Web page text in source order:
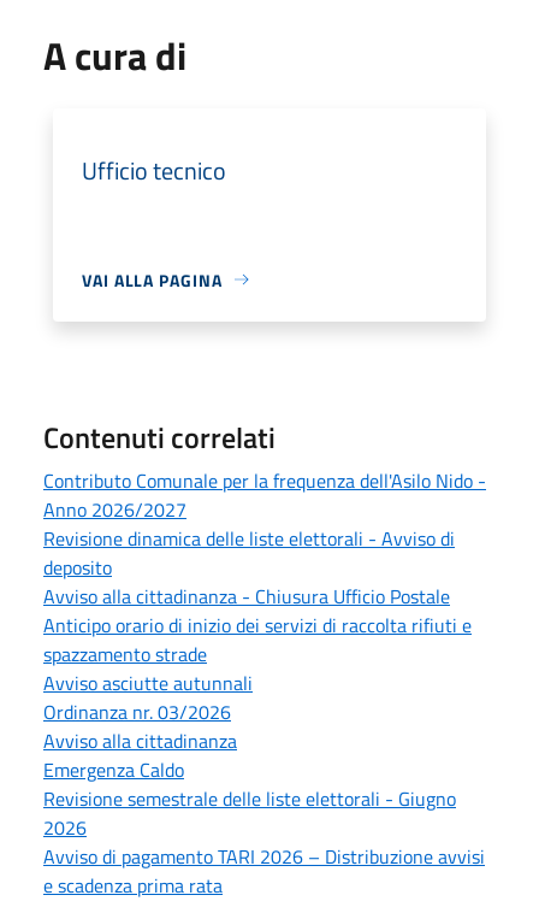
A cura di
Ufficio tecnico
VAI ALLA PAGINA
Contenuti correlati
Contributo Comunale per la frequenza dell'Asilo Nido -
Anno 2026/2027
Revisione dinamica delle liste elettorali - Avviso di
deposito
Avviso alla cittadinanza - Chiusura Ufficio Postale
Anticipo orario di inizio dei servizi di raccolta rifiuti e
spazzamento strade
Avviso asciutte autunnali
Ordinanza nr. 03/2026
Avviso alla cittadinanza
Emergenza Caldo
Revisione semestrale delle liste elettorali - Giugno
2026
Avviso di pagamento TARI 2026 – Distribuzione avvisi
e scadenza prima rata